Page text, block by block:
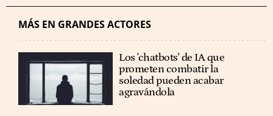
MÁS EN GRANDES ACTORES
Los 'chatbots' de IA que
prometen combatir la
soledad pueden acabar
agravándola